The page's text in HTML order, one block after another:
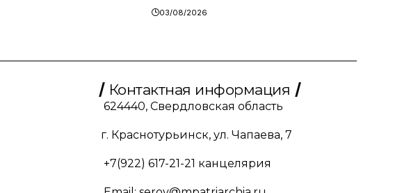
03/08/2026
Контактная информация
624440, Свердловская область
г. Краснотурьинск, ул. Чапаева, 7
+7(922) 617-21-21 канцелярия